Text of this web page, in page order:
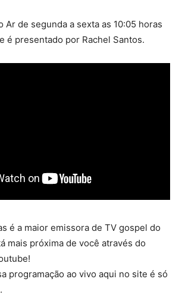
Ar de segunda a sexta as 10:05 horas
é presentado por Rachel Santos.
é a maior emissora de TV gospel do
mais próxima de você através do
programação ao vivo aqui no site é só
.